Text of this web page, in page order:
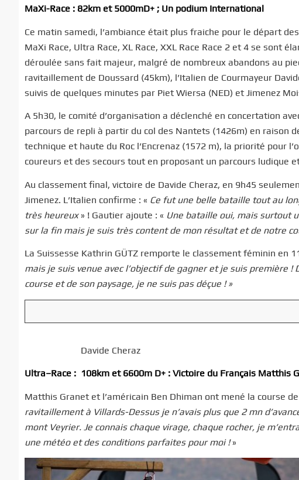
MaXi-Race : 82km et 5000mD+ ; Un podium International
Ce matin samedi, l’ambiance était plus fraiche pour le départ
MaXi Race, Ultra Race, XL Race, XXL Race Race 2 et 4 se sont
déroulée sans fait majeur, malgré de nombreux abandons au
ravitaillement de Doussard (45km), l’Italien de Courmayeur
suivis de quelques minutes par Piet Wiersa (NED) et Jimenez
A 5h30, le comité d’organisation a déclenché en concertation
parcours de repli à partir du col des Nantets (1426m) en raison
technique et haute du Roc l’Encrenaz (1572 m), la priorité pour
coureurs et des secours tout en proposant un parcours ludique
Au classement final, victoire de Davide Cheraz, en 9h45
Jimenez. L’Italien confirme : « Ce fut une belle bataille tout au
très heureux» ! Gautier ajoute : « Une bataille oui, mais surtout
sur la fin mais je suis très content de mon résultat et de notre
La Suissesse Kathrin GÜTZ remporte le classement féminin en
mais je suis venue avec l’objectif de gagner et je suis première !
course et de son paysage, je ne suis pas déçue ! »
Davide Cheraz
Ultra–Race : 108km et 6600m D+ : Victoire du Français Matthis
Matthis Granet et l’américain Ben Dhiman ont mené la course
ravitaillement à Villards-Dessus je n’avais plus que 2 mn
mont Veyrier. Je connais chaque virage, chaque rocher, je
une météo et des conditions parfaites pour moi !»